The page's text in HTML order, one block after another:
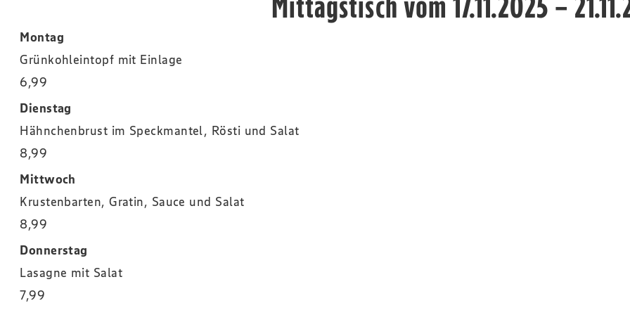
Montag
Grünkohleintopf mit Einlage
6,99
Dienstag
Hähnchenbrust im Speckmantel, Rösti und Salat
8,99
Mittwoch
Krustenbarten, Gratin, Sauce und Salat
8,99
Donnerstag
Lasagne mit Salat
7,99